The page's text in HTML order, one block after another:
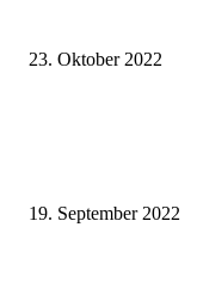
23. Oktober 2022
19. September 2022